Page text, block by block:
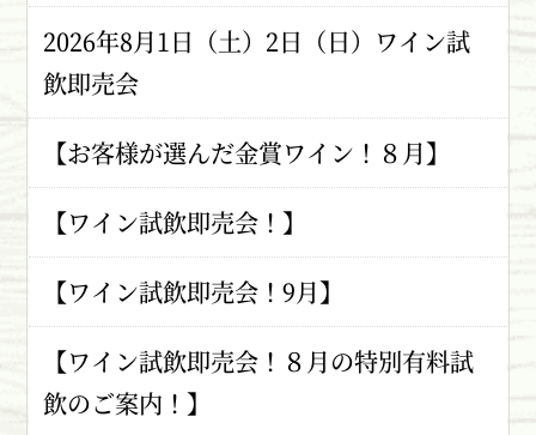
2026年8月1日（土）2日（日）ワイン試
飲即売会
【お客様が選んだ金賞ワイン！８月】
【ワイン試飲即売会！】
【ワイン試飲即売会！9月】
【ワイン試飲即売会！８月の特別有料試
飲のご案内！】